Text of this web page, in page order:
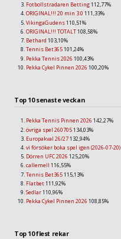
Fotbollstradaren Betting112,77%
ORIGINAL!!! 20 min 3.0 111,33%
VikingaGudens110,51%
ORIGINAL!!! TOTALT108,58%
Bethard 103,10%
Tennis Bet365101,24%
Pekka Tennis 2026 100,43%
Pekka Cykel Pinnen 2026 100,20%
Top 10 senaste veckan
Pekka Tennis Pinnen 2026 142,27%
övriga spel 260705134,03%
Europakval 26/27132,94%
vi försöker boka spel igen (2026-07-20)
Dörren UFC 2026 125,20%
callemell 116,55%
Tennis Bet365115,13%
Flatbet111,92%
Sedlar110,96%
Pekka Cykel Pinnen 2026 108,85%
Top 10 flest rekar